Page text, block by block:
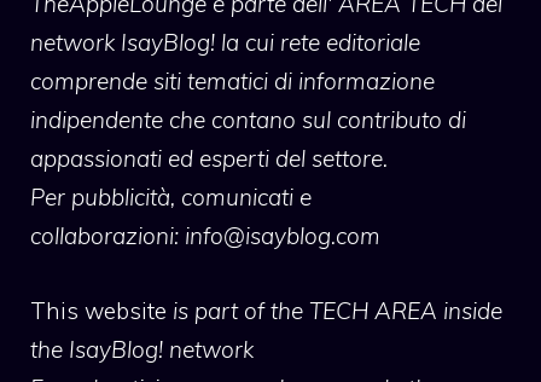
network IsayBlog! la cui rete editoriale
comprende siti tematici di informazione
indipendente che contano sul contributo di
appassionati ed esperti del settore.
Per pubblicità, comunicati e
collaborazioni: info@isayblog.com
This website is part of the TECH AREA inside
the IsayBlog! network